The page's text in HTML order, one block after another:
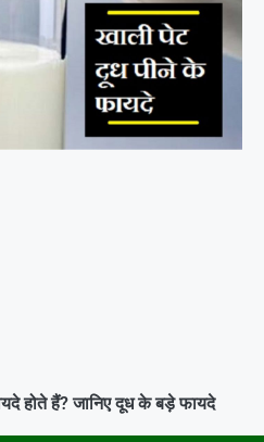
होते हैं? जानिए दूध के बड़े फायदे